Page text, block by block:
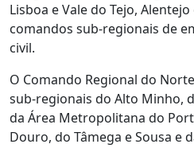
Lisboa e Vale do Tejo,
comandos sub-regionais de
civil.
O Comando Regional do
sub-regionais do Alto Minho,
da Área Metropolitana do
Douro, do Tâmega e Sousa e